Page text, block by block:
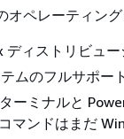
オペレーティン
ディストリビュ
ムのフルサポート
ーミナルと
コマンドはまだ